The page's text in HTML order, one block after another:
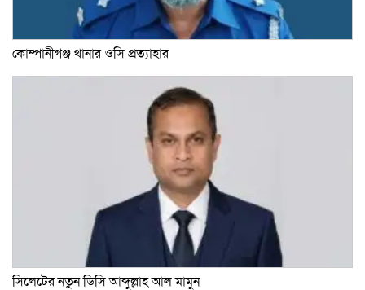
কোম্পানীগঞ্জ থানার ওসি প্রত্যাহার
সিলেটের নতুন ডিসি আব্দুল্লাহ আল মামুন